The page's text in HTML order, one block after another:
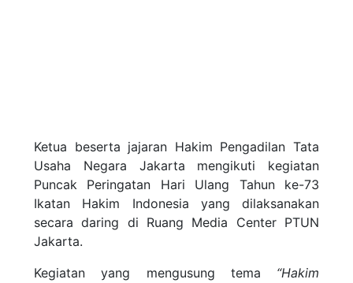
Ketua beserta jajaran Hakim Pengadilan Tata
Usaha Negara Jakarta mengikuti kegiatan
Puncak Peringatan Hari Ulang Tahun ke-73
Ikatan Hakim Indonesia yang dilaksanakan
secara daring di Ruang Media Center PTUN
Jakarta.
Kegiatan yang mengusung tema “Hakim